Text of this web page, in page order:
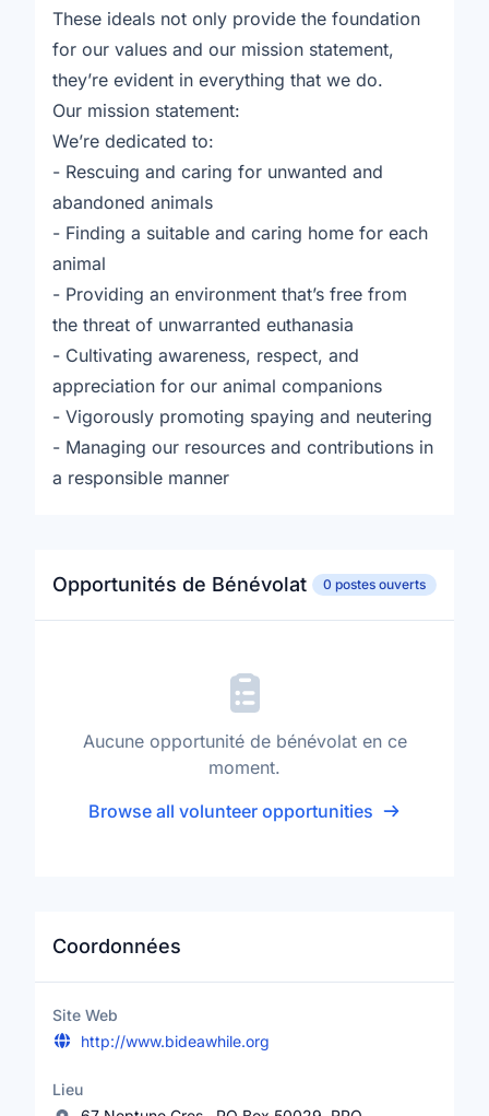
These ideals not only provide the foundation
for our values and our mission statement,
they’re evident in everything that we do.
Our mission statement:
We’re dedicated to:
- Rescuing and caring for unwanted and
abandoned animals
- Finding a suitable and caring home for each
animal
- Providing an environment that’s free from
the threat of unwarranted euthanasia
- Cultivating awareness, respect, and
appreciation for our animal companions
- Vigorously promoting spaying and neutering
- Managing our resources and contributions in
a responsible manner
Opportunités de Bénévolat 0 postes ouverts
Aucune opportunité de bénévolat en ce
moment.
Browse all volunteer opportunities
Coordonnées
Site Web
http://www.bideawhile.org
Lieu